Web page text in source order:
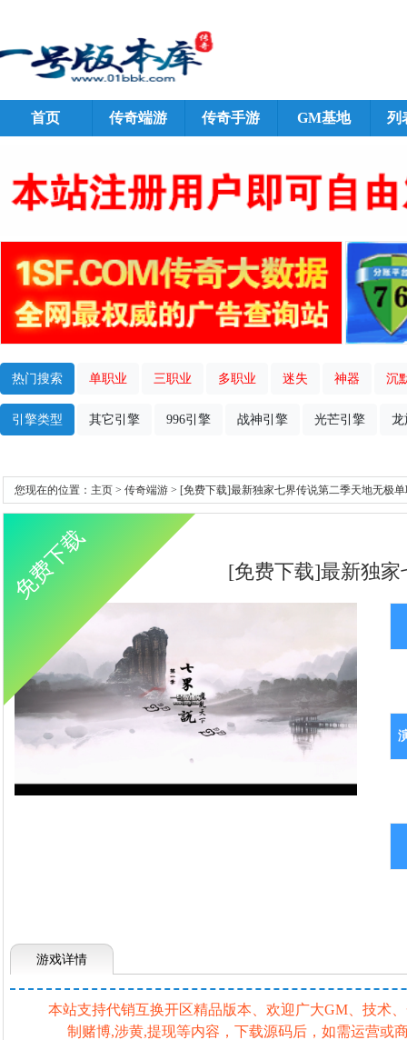
首页 传奇端游 传奇手游 GM基地 列
热门搜索 单职业 三职业 多职业 迷失 神器 沉
引擎类型 其它引擎 996引擎 战神引擎 光芒引擎 龙
您现在的位置： 主页 > 传奇端游 > [免费下载]最新独家七界传说第二季天地无极
免费下载 [免费下载]最新独家
游戏详情
本站支持代销互换开区精品版本、欢迎广大GM、技术
制赌博,涉黄,提现等内容，下载源码后，如需运营或